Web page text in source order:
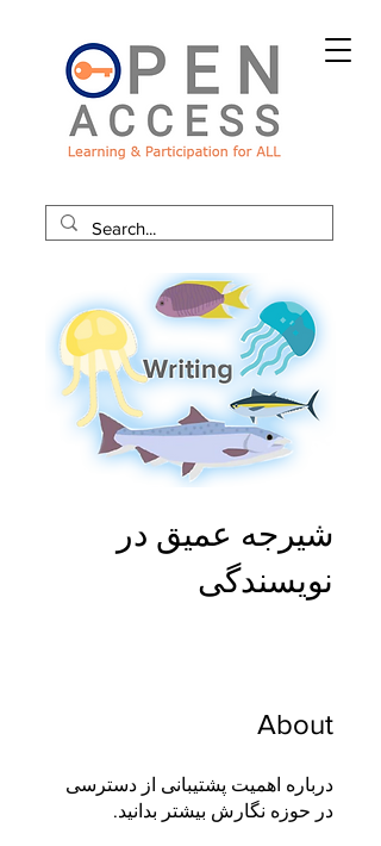
شیرجه عمیق در
نویسندگی
About
درباره اهمیت پشتیبانی از دسترسی
در حوزه نگارش بیشتر بدانید.